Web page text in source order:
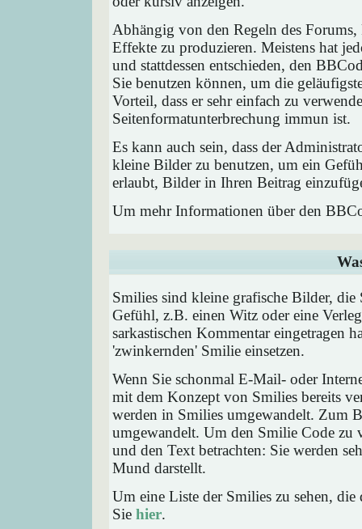
Abhängig von den Regeln des
Effekte zu produzieren. Meistens hat
und stattdessen entschieden, den
Sie benutzen können, um die
Vorteil, dass er sehr einfach zu
Seitenformatunterbrechung immun ist.
Es kann auch sein, dass der
kleine Bilder zu benutzen, um ein
erlaubt, Bilder in Ihren Beitrag
Um mehr Informationen über den
Smilies sind kleine grafische Bilder,
Gefühl, z.B. einen Witz oder eine
sarkastischen Kommentar eingetragen
'zwinkernden' Smilie einsetzen.
Wenn Sie schonmal E-Mail- oder
mit dem Konzept von Smilies bereits
werden in Smilies umgewandelt. Zum
umgewandelt. Um den Smilie Code zu
und den Text betrachten: Sie werden
Mund darstellt.
Um eine Liste der Smilies zu sehen,
Sie hier.